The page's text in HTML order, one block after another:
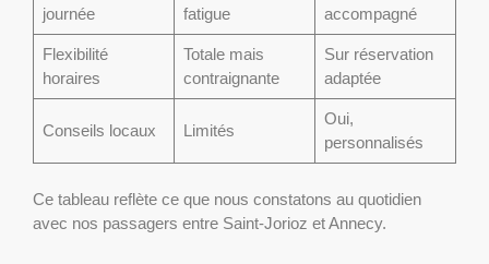
journée
fatigue
accompagné
Flexibilité
horaires
Totale mais
contraignante
Sur réservation
adaptée
Conseils locaux Limités
Oui,
personnalisés
Ce tableau reflète ce que nous constatons au quotidien
avec nos passagers entre Saint-Jorioz et Annecy.